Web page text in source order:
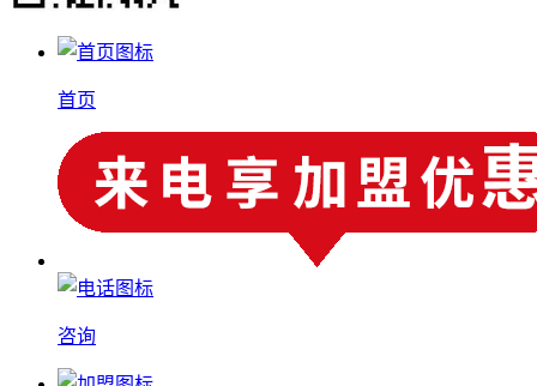
首页
咨询